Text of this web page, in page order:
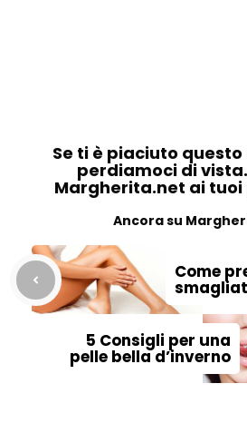
Se ti è piaciuto
perdiamoci di
Margherita.net ai
Ancora su
Come
5 Consigli per una
pelle bella d’inverno